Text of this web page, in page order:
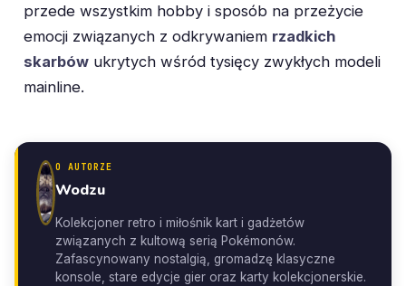
przede wszystkim hobby i sposób na przeżycie
emocji związanych z odkrywaniem rzadkich
skarbów ukrytych wśród tysięcy zwykłych modeli
mainline.
O AUTORZE
Wodzu
Kolekcjoner retro i miłośnik kart i gadżetów
związanych z kultową serią Pokémonów.
Zafascynowany nostalgią, gromadzę klasyczne
konsole, stare edycje gier oraz karty kolekcjonerskie.